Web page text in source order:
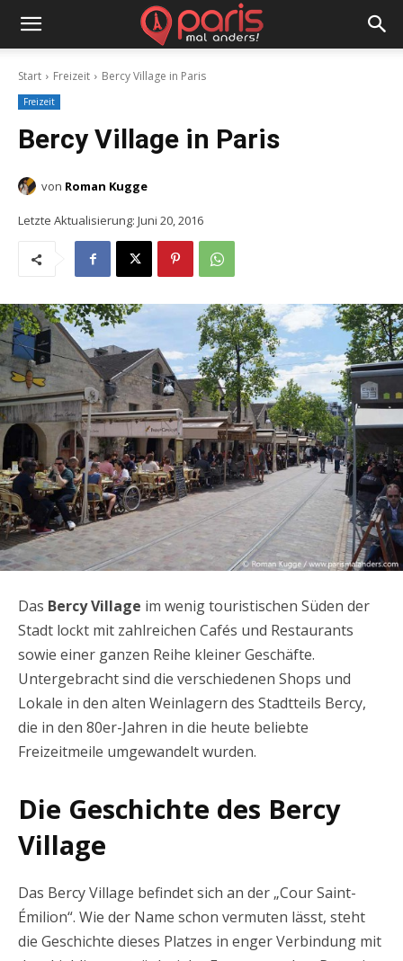
Start Freizeit Bercy Village in Paris
Freizeit
Bercy Village in Paris
von Roman Kugge
Letzte Aktualisierung: Juni 20, 2016
Das Bercy Village im wenig touristischen Süden der
Stadt lockt mit zahlreichen Cafés und Restaurants
sowie einer ganzen Reihe kleiner Geschäfte.
Untergebracht sind die verschiedenen Shops und
Lokale in den alten Weinlagern des Stadtteils Bercy,
die in den 80er-Jahren in die heute beliebte
Freizeitmeile umgewandelt wurden.
Die Geschichte des Bercy
Village
Das Bercy Village befindet sich an der „Cour Saint-
Émilion“. Wie der Name schon vermuten lässt, steht
die Geschichte dieses Platzes in enger Verbindung mit